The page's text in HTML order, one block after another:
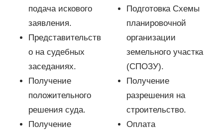
подача искового
заявления.
Представительств
о на судебных
заседаниях.
Получение
положительного
решения суда.
Получение
Подготовка Схемы
планировочной
организации
земельного участка
(СПОЗУ).
Получение
разрешения на
строительство.
Оплата